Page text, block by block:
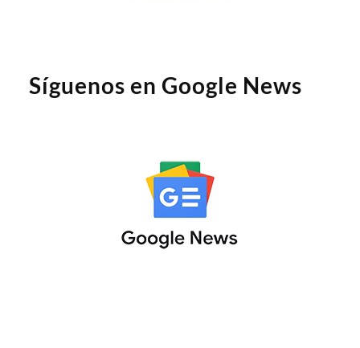
Síguenos en Google News